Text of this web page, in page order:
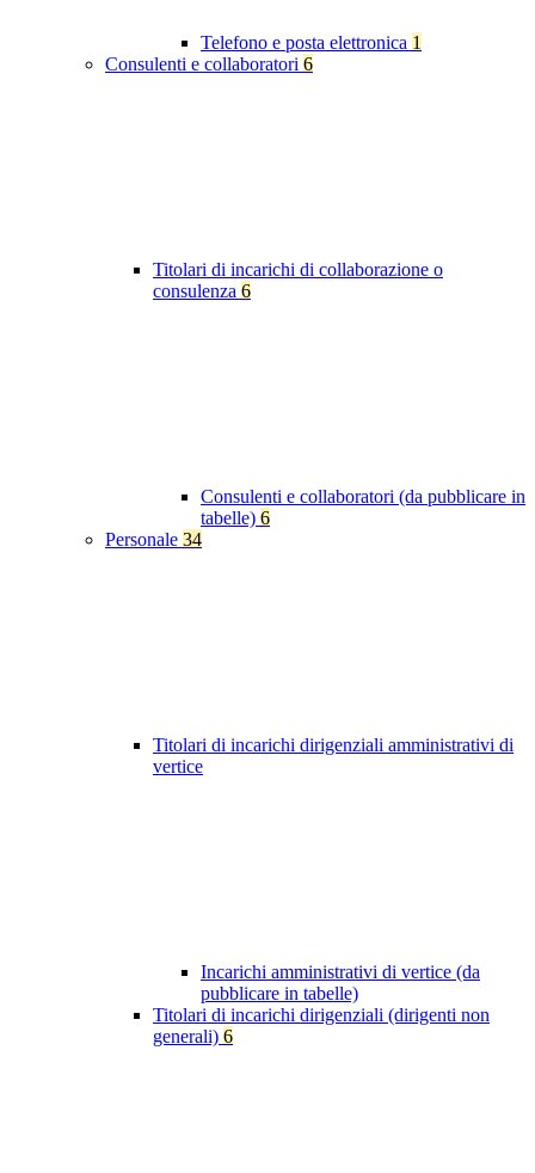
Telefono e posta elettronica 1
Consulenti e collaboratori 6
Titolari di incarichi di collaborazione o
consulenza 6
Consulenti e collaboratori (da pubblicare in
tabelle) 6
Personale 34
Titolari di incarichi dirigenziali amministrativi di
vertice
Incarichi amministrativi di vertice (da
pubblicare in tabelle)
Titolari di incarichi dirigenziali (dirigenti non
generali) 6